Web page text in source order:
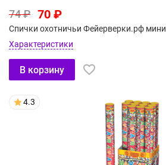
74 ₽ 70 ₽
Спички охотничьи Фейерверки.рф мини
Характеристики
В корзину
4.3